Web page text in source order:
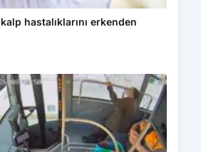
hastalıklarını erkenden